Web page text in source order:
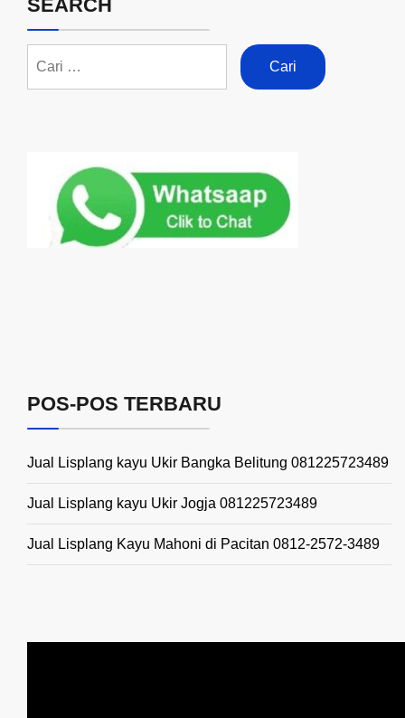
SEARCH
POS-POS TERBARU
Jual Lisplang kayu Ukir Bangka Belitung 081225723489
Jual Lisplang kayu Ukir Jogja 081225723489
Jual Lisplang Kayu Mahoni di Pacitan 0812-2572-3489